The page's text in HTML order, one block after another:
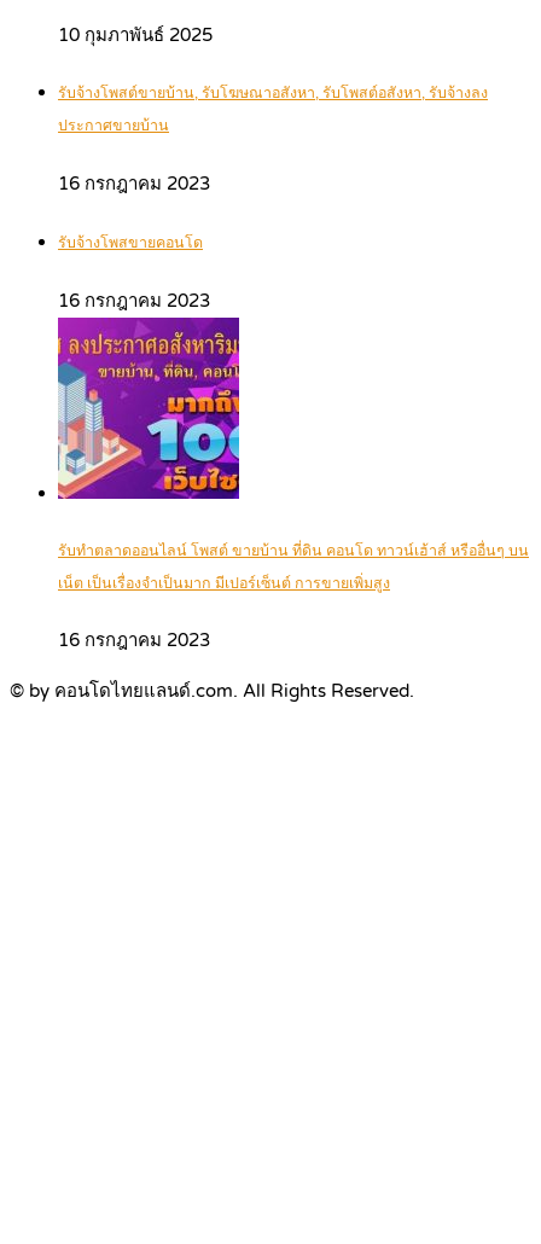
10 กุมภาพันธ์ 2025
รับจ้างโพสต์ขายบ้าน, รับโฆษณาอสังหา, รับโพสต์อสังหา, รับจ้างลง
ประกาศขายบ้าน
16 กรกฎาคม 2023
รับจ้างโพสขายคอนโด
16 กรกฎาคม 2023
รับทำตลาดออนไลน์ โพสต์ ขายบ้าน ที่ดิน คอนโด ทาวน์เฮ้าส์ หรืออื่นๆ บน
เน็ต เป็นเรื่องจำเป็นมาก มีเปอร์เซ็นต์ การขายเพิ่มสูง
16 กรกฎาคม 2023
© by คอนโดไทยแลนด์.com. All Rights Reserved.